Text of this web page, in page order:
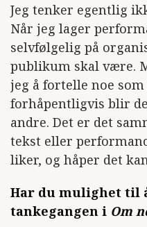
Jeg tenker egentlig
Når jeg lager
selvfølgelig på
publikum skal være.
jeg å fortelle noe
forhåpentligvis blir
andre. Det er det
tekst eller
liker, og håper det
Har du mulighet til
tankegangen i Om